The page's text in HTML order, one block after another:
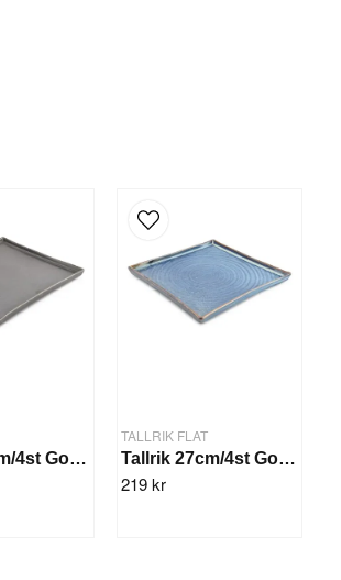
Tallrik 27cm/4st Gourme Svart
TALLRIK FLAT
Tallrik 27cm/4st Gourme Blå
219 kr